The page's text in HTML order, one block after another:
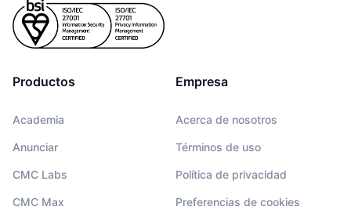
Productos
Academia
Anunciar
CMC Labs
CMC Max
Empresa
Acerca de nosotros
Términos de uso
Política de privacidad
Preferencias de cookies